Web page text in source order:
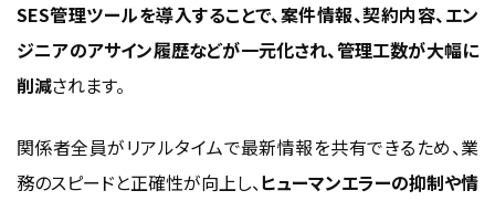
SES管理ツールを導入することで、案件情報、契約内容、エン
ジニアのアサイン履歴などが一元化され、管理工数が大幅に
削減されます。
関係者全員がリアルタイムで最新情報を共有できるため、業
務のスピードと正確性が向上し、ヒューマンエラーの抑制や情